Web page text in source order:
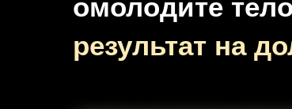
омолодите
результат на